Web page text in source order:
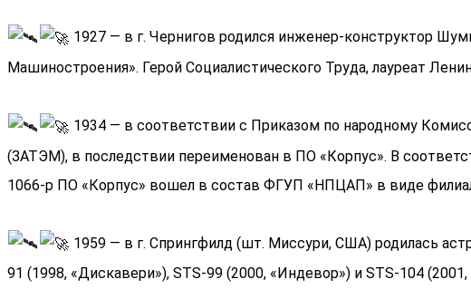
1927 — в г. Чернигов родился инженер-конструктор
Машиностроения». Герой Социалистического Труда, лауреат
1934 — в соответствии с Приказом по народному
(ЗАТЭМ), в последствии переименован в ПО «Корпус». В
1066-р ПО «Корпус» вошел в состав ФГУП «НПЦАП» в виде
1959 — в г. Спрингфилд (шт. Миссури, США) родилась
91 (1998, «Дискавери»), STS-99 (2000, «Индевор») и STS-104